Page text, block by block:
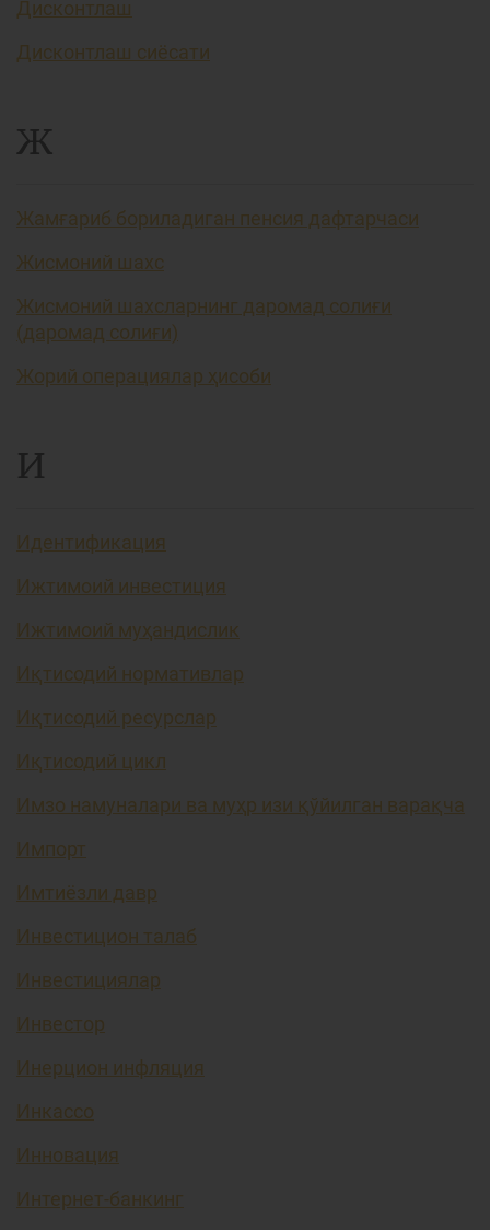
Дисконтлаш
Дисконтлаш сиёсати
Ж
Жамғариб бориладиган пенсия дафтарчаси
Жисмоний шахс
Жисмоний шахсларнинг даромад солиғи
(даромад солиғи)
Жорий операциялар ҳисоби
И
Идентификация
Ижтимоий инвестиция
Ижтимоий муҳандислик
Иқтисодий нормативлар
Иқтисодий ресурслар
Иқтисодий цикл
Имзо намуналари ва муҳр изи қўйилган варақча
Импорт
Имтиёзли давр
Инвестицион талаб
Инвестициялар
Инвестор
Инерцион инфляция
Инкассо
Инновация
Интернет-банкинг